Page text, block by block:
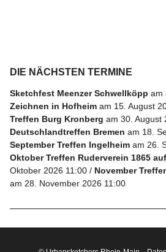
DIE NÄCHSTEN TERMINE
Sketchfest Meenzer Schwellköpp am
Zeichnen in Hofheim am 15. August
Treffen Burg Kronberg am 30. August
Deutschlandtreffen Bremen am 18.
September Treffen Ingelheim am 26.
Oktober Treffen Ruderverein 1865
Oktober 2026 11:00
November
am 28. November 2026 11:00